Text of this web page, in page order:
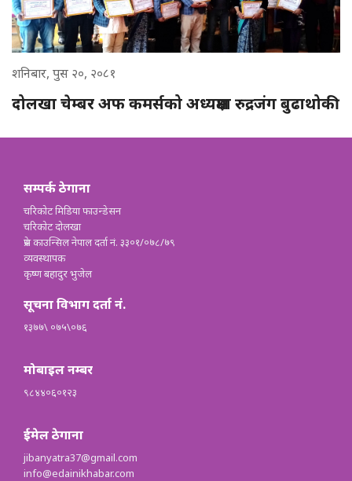
शनिबार, पुस २०, २०८१
दोलखा चेम्बर अफ कमर्सको अध्यक्षमा रुद्रजंग बुढाथोकी
सम्पर्क ठेगाना
चरिकोट मिडिया फाउन्डेसन
चरिकोट दोलखा
प्रेस काउन्सिल नेपाल दर्ता नं. ३३०१/०७८/७९
व्यवस्थापक
कृष्ण बहादुर भुजेल
सूचना विभाग दर्ता नं.
१३७७\ ०७५\०७६
मोबाइल नम्बर
९८४४०६०१२३
ईमेल ठेगाना
jibanyatra37@gmail.com
info@edainikhabar.com